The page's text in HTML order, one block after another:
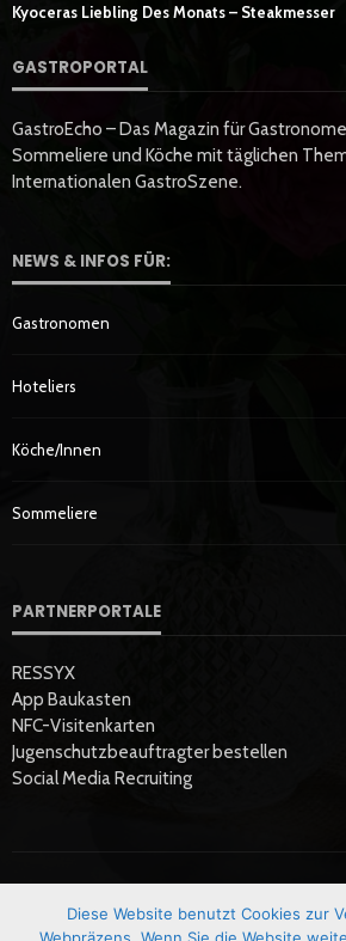
Kyoceras Liebling Des Monats – Steakmesser
GASTROPORTAL
GastroEcho – Das Magazin für
Sommeliere und Köche mit täglichen
Internationalen GastroSzene.
NEWS & INFOS FÜR:
Gastronomen
Hoteliers
Köche/innen
Sommeliere
PARTNERPORTALE
RESSYX
App Baukasten
NFC-Visitenkarten
Jugenschutzbeauftragter bestellen
Social Media Recruiting
Startseite Datenschutzerklärung Hier
Diese Website benutzt Cookies zur